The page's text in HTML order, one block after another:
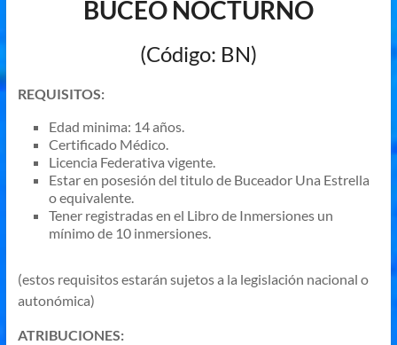
BUCEO NOCTURNO
(Código: BN)
REQUISITOS:
Edad minima: 14 años.
Certificado Médico.
Licencia Federativa vigente.
Estar en posesión del titulo de Buceador Una Estrella
o equivalente.
Tener registradas en el Libro de Inmersiones un
mínimo de 10 inmersiones.
(estos requisitos estarán sujetos a la legislación nacional o
autonómica)
ATRIBUCIONES: